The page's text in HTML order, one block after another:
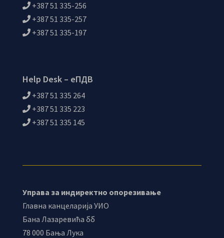
+387 51 335-256
+387 51 335-257
+387 51 335-197
Help Desk – еПДВ
+387 51 335 264
+387 51 335 223
+387 51 335 145
Управа за индиректно опорезивање
Главна канцеларија УИО
Бана Лазаревића бб
78 000 Бања Лука